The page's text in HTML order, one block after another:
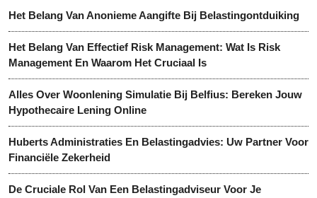
Het Belang Van Anonieme Aangifte Bij Belastingontduiking
Het Belang Van Effectief Risk Management: Wat Is Risk
Management En Waarom Het Cruciaal Is
Alles Over Woonlening Simulatie Bij Belfius: Bereken Jouw
Hypothecaire Lening Online
Huberts Administraties En Belastingadvies: Uw Partner Voor
Financiële Zekerheid
De Cruciale Rol Van Een Belastingadviseur Voor Je